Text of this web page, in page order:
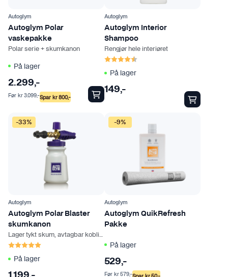
Autoglym
Autoglym Polar
vaskepakke
Polar serie + skumkanon
På lager
2.299,-
Spar kr800,-
Før kr3.099,-
Autoglym
Autoglym Interior
Shampoo
Rengjør hele interiøret
Karakter:
På lager
149,-
o
d
u
k
t
e
t
h
v
a
r
a
n
t
-33%
Autoglym
Autoglym Polar Blaster
skumkanon
Lager tykt skum, avtagbar kobling
Karakter:
På lager
-9%
Autoglym
Autoglym QuikRefresh
Pakke
På lager
529,-
Før kr579,-